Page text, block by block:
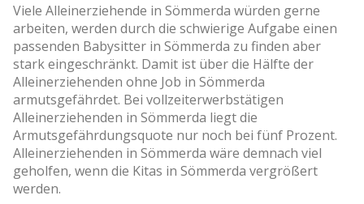
Viele Alleinerziehende in Sömmerda würden gerne
arbeiten, werden durch die schwierige Aufgabe einen
passenden Babysitter in Sömmerda zu finden aber
stark eingeschränkt. Damit ist über die Hälfte der
Alleinerziehenden ohne Job in Sömmerda
armutsgefährdet. Bei vollzeiterwerbstätigen
Alleinerziehenden in Sömmerda liegt die
Armutsgefährdungsquote nur noch bei fünf Prozent.
Alleinerziehenden in Sömmerda wäre demnach viel
geholfen, wenn die Kitas in Sömmerda vergrößert
werden.